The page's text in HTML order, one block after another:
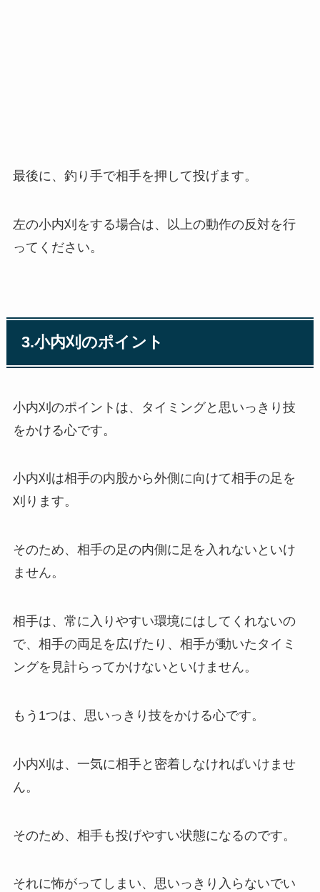
最後に、釣り手で相手を押して投げます。
左の小内刈をする場合は、以上の動作の反対を行
ってください。
3.小内刈のポイント
小内刈のポイントは、タイミングと思いっきり技
をかける心です。
小内刈は相手の内股から外側に向けて相手の足を
刈ります。
そのため、相手の足の内側に足を入れないといけ
ません。
相手は、常に入りやすい環境にはしてくれないの
で、相手の両足を広げたり、相手が動いたタイミ
ングを見計らってかけないといけません。
もう1つは、思いっきり技をかける心です。
小内刈は、一気に相手と密着しなければいけませ
ん。
そのため、相手も投げやすい状態になるのです。
それに怖がってしまい、思いっきり入らないでい